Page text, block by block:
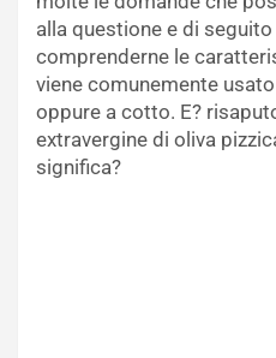
alla questione e di
comprenderne le
viene comunemente
oppure a cotto. E?
extravergine di oliva
significa?